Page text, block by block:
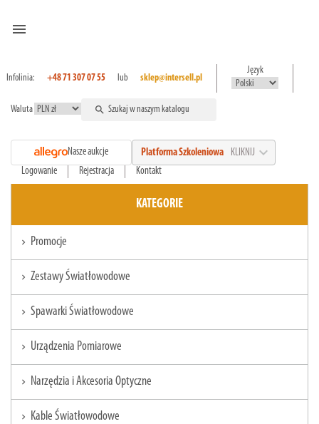
menu
Infolinia: +48 71 307 07 55 lub sklep@intersell.pl
Język
Waluta search
Nasze aukcje Platforma Szkoleniowa KLIKNIJ expand_more
Logowanie Rejestracja Kontakt
KATEGORIE
chevron_right Promocje
chevron_right Zestawy Światłowodowe
chevron_right Spawarki Światłowodowe
chevron_right Urządzenia Pomiarowe
chevron_right Narzędzia i Akcesoria Optyczne
chevron_right Kable Światłowodowe